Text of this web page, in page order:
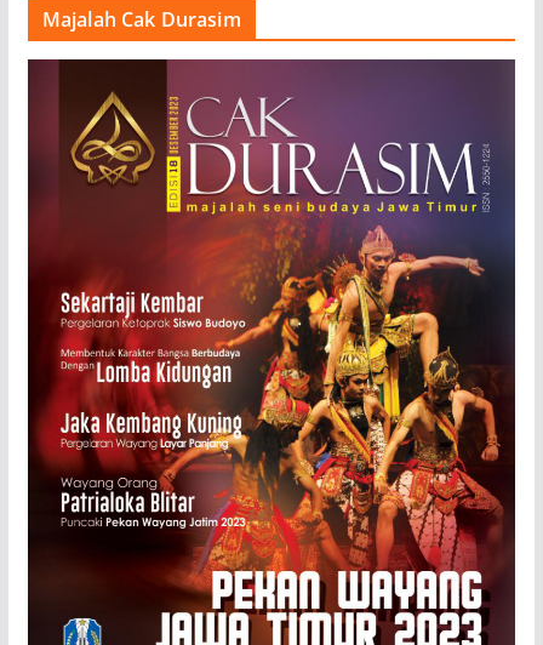
Majalah Cak Durasim